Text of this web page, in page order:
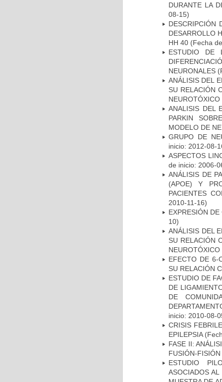
DURANTE LA
08-15)
DESCRIPCIÓN
DESARROLLO
HH 40 (Fecha
ESTUDIO DE
NEURONALES
ANÁLISIS DEL
SU RELACIÓN
NEUROTÓXICO
ANALISIS DEL
PARKIN
MODELO DE
GRUPO DE
inicio: 2012-08-
ASPECTOS
de inicio: 2006-
ANÁLISIS DE
(APOE) Y
PACIENTES
2010-11-16)
EXPRESIÓN
10)
ANÁLISIS DEL
SU RELACIÓN
NEUROTÓXICO
EFECTO DE 6-
SU RELACIÓN
ESTUDIO DE
DE
DE
inicio: 2010-08-
CRISIS
EPILEPSIA
FASE II:
FUSIÓN-
ESTUDIO
ASOCIADOS